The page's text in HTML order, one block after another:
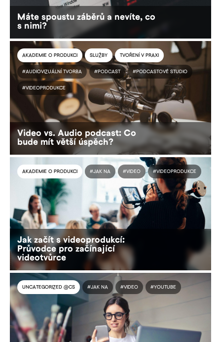
Máte spoustu záběrů a nevíte, co
s nimi?
AKADEMIE O PRODUKCI SLUŽBY TVOŘENÍ V PRAXI
#AUDIOVIZUÁLNÍ TVORBA #PODCAST #PODCASTOVÉ STUDIO
#VIDEOPRODUKCE
Video vs. Audio podcast: Co
bude mít větší úspěch?
AKADEMIE O PRODUKCI #JAK NA #VIDEO #VIDEOPRODUKCE
Jak začít s videoprodukcí:
Průvodce pro začínající
videotvůrce
UNCATEGORIZED @CS #JAK NA #VIDEO #YOUTUBE